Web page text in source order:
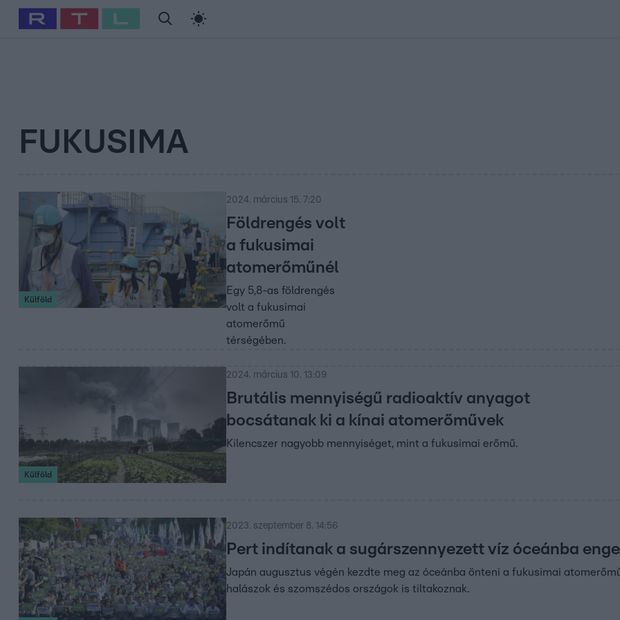
Babits Marcella Szellő István Most Wanted
FUKUSIMA
Külföld
2024. március 15. 7:20
Földrengés volt
a fukusimai
atomerőműnél
Egy 5,8-as földrengés
volt a fukusimai
atomerőmű
térségében.
Külföld
2024. március 10. 13:09
Brutális mennyiségű radioaktív anyagot
bocsátanak ki a kínai atomerőművek
Kilencszer nagyobb mennyiséget, mint a fukusimai erőmű.
2023. szeptember 8. 14:56
Pert indítanak a sugárszennyezett víz óceánba
Japán augusztus végén kezdte meg az óceánba önteni a fukusimai
halászok és szomszédos országok is tiltakoznak.